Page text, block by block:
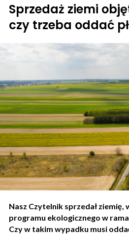
Sprzedaż ziemi
czy trzeba oddać
Nasz Czytelnik sprzedał ziemię,
programu ekologicznego w
Czy w takim wypadku musi